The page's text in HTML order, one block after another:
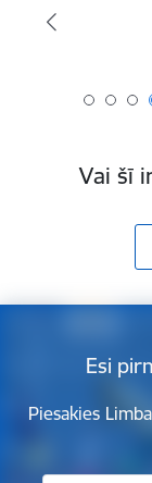
Vai šī
Esi
Piesakies